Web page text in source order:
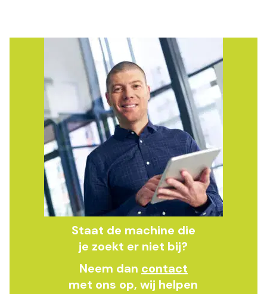
Staat de machine die
je zoekt er niet bij?
Neem dan contact
met ons op, wij helpen